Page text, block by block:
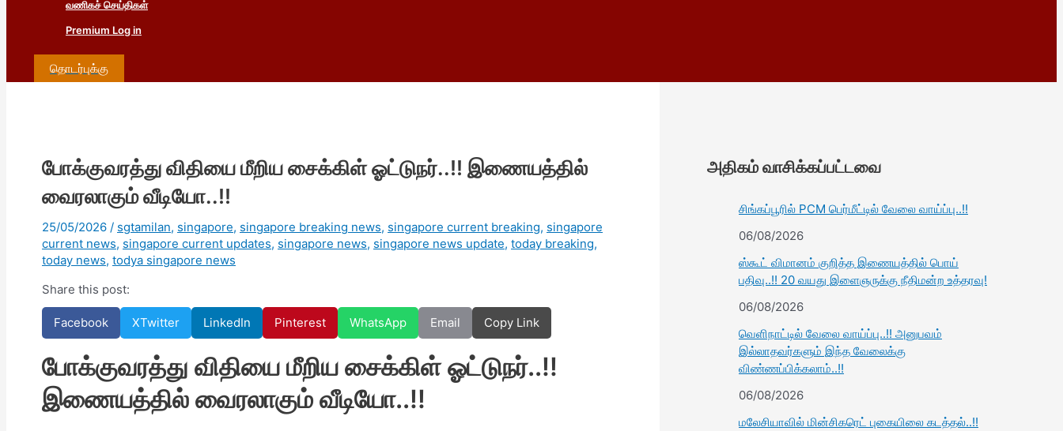
வணிகச் செய்திகள்
Premium Log in
தொடர்புக்கு
போக்குவரத்து விதியை மீறிய சைக்கிள் ஓட்டுநர்..!! இணையத்தில்
வைரலாகும் வீடியோ..!!
25/05/2026 / sgtamilan, singapore, singapore breaking news, singapore current breaking, singapore
current news, singapore current updates, singapore news, singapore news update, today breaking,
today news, todya singapore news
Share this post:
Facebook XTwitter LinkedIn Pinterest WhatsApp Email Copy Link
போக்குவரத்து விதியை மீறிய சைக்கிள் ஓட்டுநர்..!!
இணையத்தில் வைரலாகும் வீடியோ..!!
அதிகம் வாசிக்கப்பட்டவை
சிங்கப்பூரில் PCM பெர்மீட்டில் வேலை வாய்ப்பு..!!
06/08/2026
ஸ்கூட் விமானம் குறித்த இணையத்தில் பொய்
பதிவு..!! 20 வயது இளைஞருக்கு நீதிமன்ற உத்தரவு!
06/08/2026
வெளிநாட்டில் வேலை வாய்ப்பு..!! அனுபவம்
இல்லாதவர்களும் இந்த வேலைக்கு
விண்ணப்பிக்கலாம்..!!
06/08/2026
மலேசியாவில் மின்சிகரெட் புகையிலை கடத்தல்..!!